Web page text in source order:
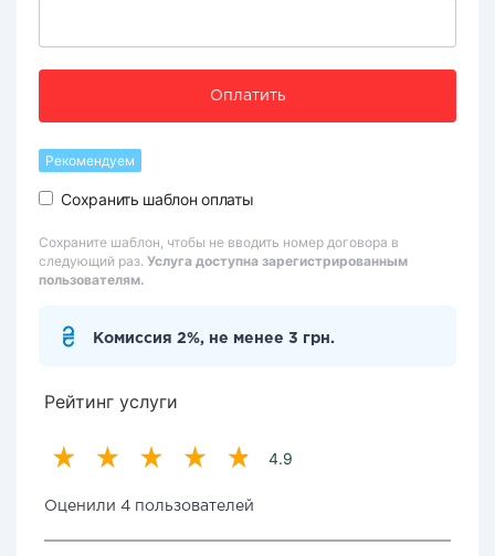
Оплатить
Рекомендуем
Сохранить шаблон оплаты
Сохраните шаблон, чтобы не вводить номер договора в
следующий раз. Услуга доступна зарегистрированным
пользователям.
Комиссия 2%, не менее 3 грн.
Рейтинг услуги
4.9
Оценили 4 пользователей